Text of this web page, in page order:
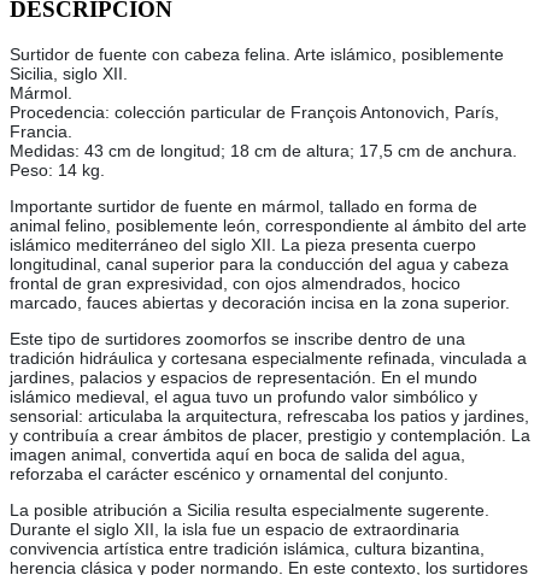
DESCRIPCIÓN
Surtidor de fuente con cabeza felina. Arte islámico, posiblemente
Sicilia, siglo XII.
Mármol.
Procedencia: colección particular de François Antonovich, París,
Francia.
Medidas: 43 cm de longitud; 18 cm de altura; 17,5 cm de anchura.
Peso: 14 kg.
Importante surtidor de fuente en mármol, tallado en forma de
animal felino, posiblemente león, correspondiente al ámbito del arte
islámico mediterráneo del siglo XII. La pieza presenta cuerpo
longitudinal, canal superior para la conducción del agua y cabeza
frontal de gran expresividad, con ojos almendrados, hocico
marcado, fauces abiertas y decoración incisa en la zona superior.
Este tipo de surtidores zoomorfos se inscribe dentro de una
tradición hidráulica y cortesana especialmente refinada, vinculada a
jardines, palacios y espacios de representación. En el mundo
islámico medieval, el agua tuvo un profundo valor simbólico y
sensorial: articulaba la arquitectura, refrescaba los patios y jardines,
y contribuía a crear ámbitos de placer, prestigio y contemplación. La
imagen animal, convertida aquí en boca de salida del agua,
reforzaba el carácter escénico y ornamental del conjunto.
La posible atribución a Sicilia resulta especialmente sugerente.
Durante el siglo XII, la isla fue un espacio de extraordinaria
convivencia artística entre tradición islámica, cultura bizantina,
herencia clásica y poder normando. En este contexto, los surtidores